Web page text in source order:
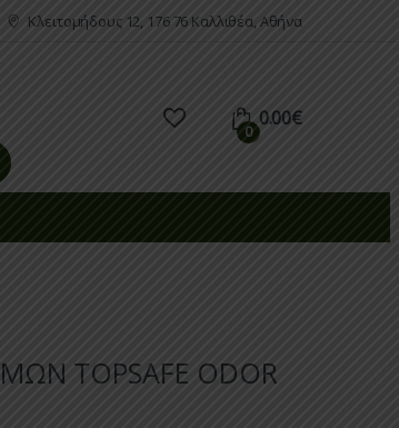
Κλειτομήδους 12, 176 76 Καλλιθέα, Αθήνα
0
0.00€
TOPSAFE ODOR